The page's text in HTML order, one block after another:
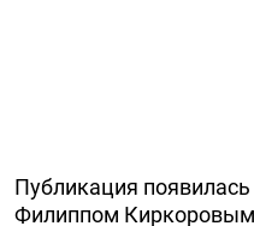
Публикация
Филиппом